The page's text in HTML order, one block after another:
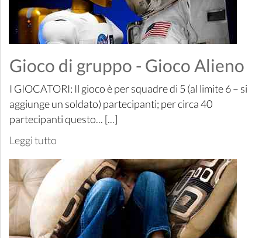
Gioco di gruppo - Gioco Alieno
I GIOCATORI: Il gioco è per squadre di 5 (al limite 6 – si
aggiunge un soldato) partecipanti; per circa 40
partecipanti questo... [...]
Leggi tutto